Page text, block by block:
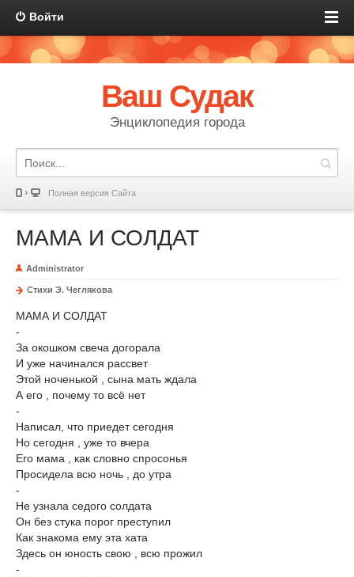
Войти
Ваш Судак
Энциклопедия города
Полная версия Сайта
МАМА И СОЛДАТ
Administrator
Стихи Э. Чеглякова
МАМА И СОЛДАТ
-
За окошком свеча догорала
И уже начинался рассвет
Этой ноченькой , сына мать ждала
А его , почему то всё нет
-
Написал, что приедет сегодня
Но сегодня , уже то вчера
Его мама , как словно спросонья
Просидела всю ночь , до утра
-
Не узнала седого солдата
Он без стука порог преступил
Как знакома ему эта хата
Здесь он юность свою , всю прожил
-